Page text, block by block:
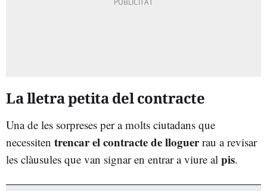
La lletra petita del contracte
Una de les sorpreses per a molts ciutadans que
necessiten trencar el contracte de lloguerrau a revisar
les clàusules que van signar en entrar a viure al pis.